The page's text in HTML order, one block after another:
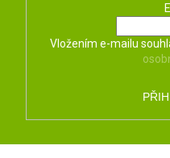
Vložením e-mailu